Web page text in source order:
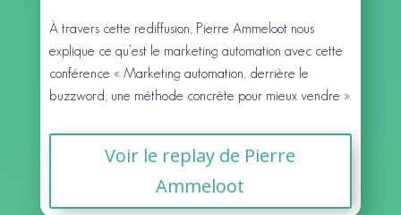
À travers cette rediffusion, Pierre Ammeloot nous
explique ce qu’est le marketing automation avec cette
conférence « Marketing automation, derrière le
buzzword, une méthode concrète pour mieux vendre ».
Voir le replay de Pierre
Ammeloot